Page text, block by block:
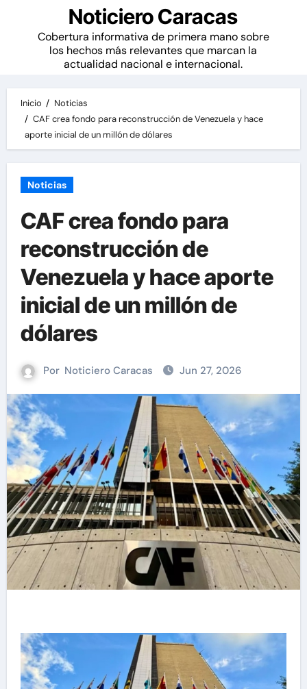
Noticiero Caracas
Cobertura informativa de primera mano sobre
los hechos más relevantes que marcan la
actualidad nacional e internacional.
Inicio
Noticias
CAF crea fondo para reconstrucción de Venezuela y hace
aporte inicial de un millón de dólares
Noticias
CAF crea fondo para
reconstrucción de
Venezuela y hace aporte
inicial de un millón de
dólares
Por Noticiero Caracas Jun 27, 2026